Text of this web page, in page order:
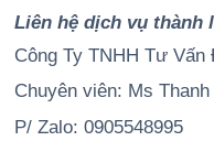
Liên hệ dịch vụ thành
Công Ty TNHH Tư Vấn
Chuyên viên: Ms Thanh
P/ Zalo: 0905548995